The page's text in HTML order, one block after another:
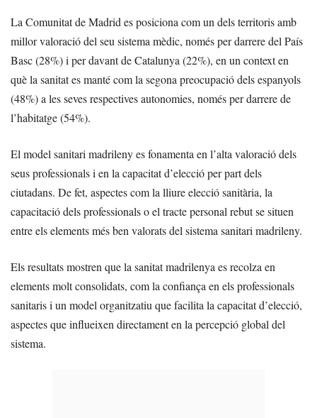
La Comunitat de Madrid es posiciona com un dels territoris amb
millor valoració del seu sistema mèdic, només per darrere del País
Basc (28%) i per davant de Catalunya (22%), en un context en
què la sanitat es manté com la segona preocupació dels espanyols
(48%) a les seves respectives autonomies, només per darrere de
l’habitatge (54%).
El model sanitari madrileny es fonamenta en l’alta valoració dels
seus professionals i en la capacitat d’elecció per part dels
ciutadans. De fet, aspectes com la lliure elecció sanitària, la
capacitació dels professionals o el tracte personal rebut se situen
entre els elements més ben valorats del sistema sanitari madrileny.
Els resultats mostren que la sanitat madrilenya es recolza en
elements molt consolidats, com la confiança en els professionals
sanitaris i un model organitzatiu que facilita la capacitat d’elecció,
aspectes que influeixen directament en la percepció global del
sistema.